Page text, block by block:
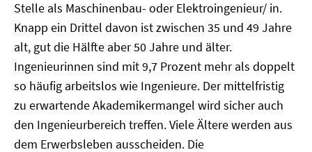
Stelle als Maschinenbau- oder Elektroingenieur/ in.
Knapp ein Drittel davon ist zwischen 35 und 49 Jahre
alt, gut die Hälfte aber 50 Jahre und älter.
Ingenieurinnen sind mit 9,7 Prozent mehr als doppelt
so häufig arbeitslos wie Ingenieure. Der mittelfristig
zu erwartende Akademikermangel wird sicher auch
den Ingenieurbereich treffen. Viele Ältere werden aus
dem Erwerbsleben ausscheiden. Die